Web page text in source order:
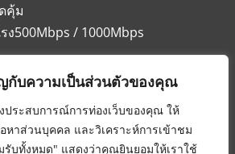
กับความเป็นส่วนตัวของคุณ
ประสบการณ์การท่องเว็บของคุณ ให้
าส่วนบุคคล และวิเคราะห์การเข้าชม
รับทั้งหมด" แสดงว่าคุณยินยอมให้เราใช้
คุ้ม
ง500Mbps / 1000Mbps